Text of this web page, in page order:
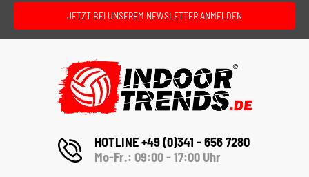
JETZT BEI UNSEREM NEWSLETTER ANMELDEN
HOTLINE +49 (0)341 - 656 7280
Mo-Fr.: 09:00 - 17:00 Uhr